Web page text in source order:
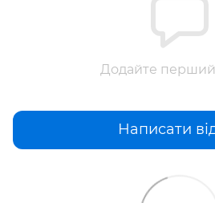
Додайте перший
Написати